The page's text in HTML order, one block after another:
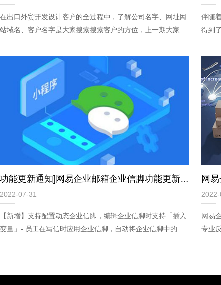
在出口外贸开发设计客户的全过程中，了解公司名字、网址网
站域名、客户名字是大家搜索搜索客户的方位，上一期大家说
址
伴随
得到
业邮
功能更新通知]网易企业邮箱企业信脚功能更新通知
2022-07-31
【新增】支持配置动态企业信脚，编辑企业信脚时支持「插入
变量」- 员工在写信时应用企业信脚，自动将企业信脚中的变
网
网易
专业